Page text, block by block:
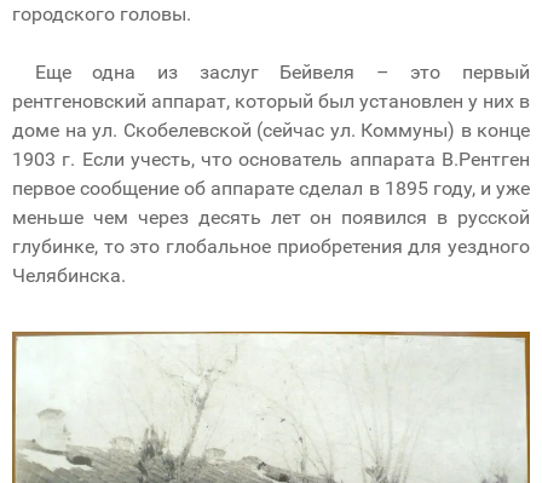
городского головы.
Еще одна из заслуг Бейвеля – это первый
рентгеновский аппарат, который был установлен у них в
доме на ул. Скобелевской (сейчас ул. Коммуны) в конце
1903 г. Если учесть, что основатель аппарата В.Рентген
первое сообщение об аппарате сделал в 1895 году, и уже
меньше чем через десять лет он появился в русской
глубинке, то это глобальное приобретения для уездного
Челябинска.